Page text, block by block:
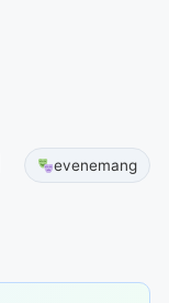
evenemang